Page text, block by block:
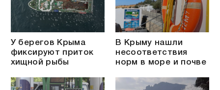
У берегов Крыма
фиксируют приток
хищной рыбы
В Крыму нашли
несоответствия
норм в море и почве